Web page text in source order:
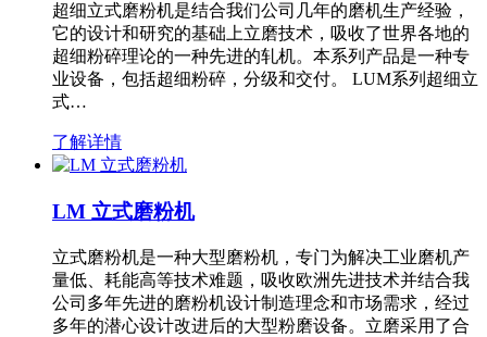
超细立式磨粉机是结合我们公司几年的磨机生产经验，
它的设计和研究的基础上立磨技术，吸收了世界各地的
超细粉碎理论的一种先进的轧机。本系列产品是一种专
业设备，包括超细粉碎，分级和交付。 LUM系列超细立
式…
了解详情
LM 立式磨粉机
立式磨粉机是一种大型磨粉机，专门为解决工业磨机产
量低、耗能高等技术难题，吸收欧洲先进技术并结合我
公司多年先进的磨粉机设计制造理念和市场需求，经过
多年的潜心设计改进后的大型粉磨设备。立磨采用了合